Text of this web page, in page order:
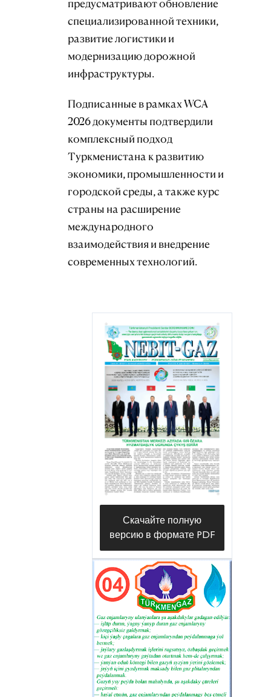
предусматривают обновление
специализированной техники,
развитие логистики и
модернизацию дорожной
инфраструктуры.
Подписанные в рамках WCA
2026 документы подтвердили
комплексный подход
Туркменистана к развитию
экономики, промышленности и
городской среды, а также курс
страны на расширение
международного
взаимодействия и внедрение
современных технологий.
Скачайте полную
версию в формате PDF